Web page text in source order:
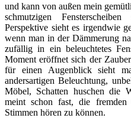
und kann von außen mein
schmutzigen
Perspektive sieht es irgendwie
wenn man in der Dämmerung
zufällig in ein beleuchtetes
Moment eröffnet sich der
für einen Augenblick sieht
andersartigen Beleuchtung,
Möbel, Schatten huschen die
meint schon fast, die fremden
Stimmen hören zu können.